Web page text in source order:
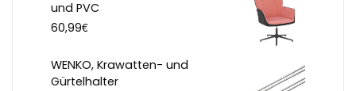
und PVC
60,99€
WENKO, Krawatten- und
Gürtelhalter